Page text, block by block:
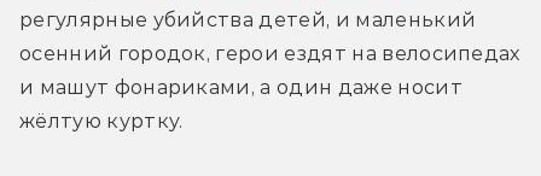
регулярные убийства детей, и маленький
осенний городок, герои ездят на велосипедах
и машут фонариками, а один даже носит
жёлтую куртку.